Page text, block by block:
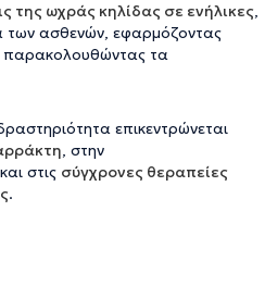
της ωχράς κηλίδας σε ενήλικες,
των ασθενών, εφαρμόζοντας
παρακολουθώντας τα
επικεντρώνεται
, στην
στις σύγχρονες θεραπείες
.